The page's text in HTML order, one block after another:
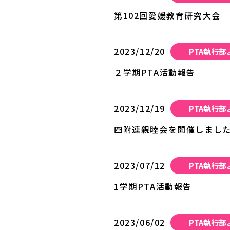
第102回愛媛教育研究大会
2023/12/20 PTA執行部
２学期PTA活動報告
2023/12/19 PTA執行部
四附連親睦会を開催しました
2023/07/12 PTA執行部
1学期PTA活動報告
2023/06/02 PTA執行部